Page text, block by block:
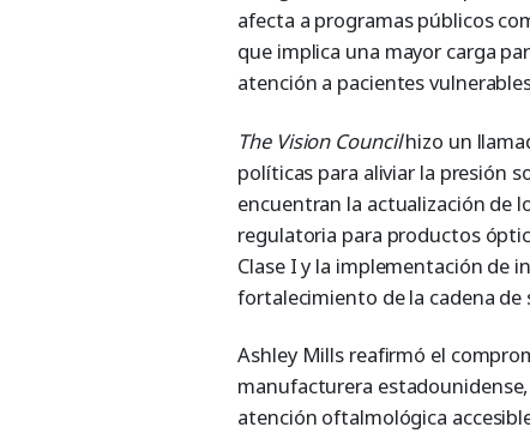
afecta a programas públicos
que implica una mayor carga
atención a pacientes
The Vision Councilhizo un
políticas para aliviar la presión
encuentran la actualización de
regulatoria para productos
Clase I y la implementación de
fortalecimiento de la cadena de
Ashley Mills reafirmó el
manufacturera
atención oftalmológica